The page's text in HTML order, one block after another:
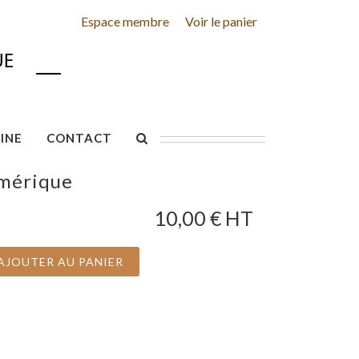
Espace membre Voir le panier
CONTACT
10,00 € HT
AU PANIER